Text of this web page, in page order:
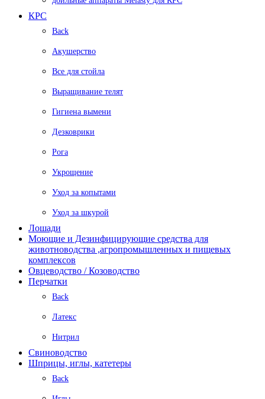
КРС
Back
Акушерство
Все для стойла
Выращивание телят
Гигиена вымени
Дезковрики
Рога
Укрощение
Уход за копытами
Уход за шкурой
Лошади
Моющие и Дезинфицирующие средства для
животноводства ,агропромышленных и пищевых
комплексов
Овцеводство / Козоводство
Перчатки
Back
Латекс
Нитрил
Свиноводство
Шприцы, иглы, катетеры
Back